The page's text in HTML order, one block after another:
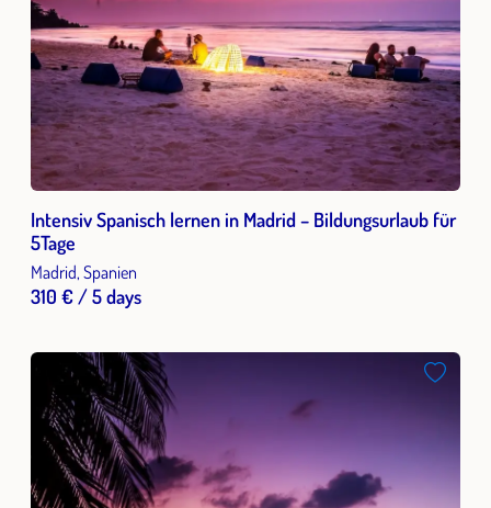
Intensiv Spanisch lernen in Madrid – Bildungsurlaub für
5Tage
Madrid, Spanien
310 € / 5 days